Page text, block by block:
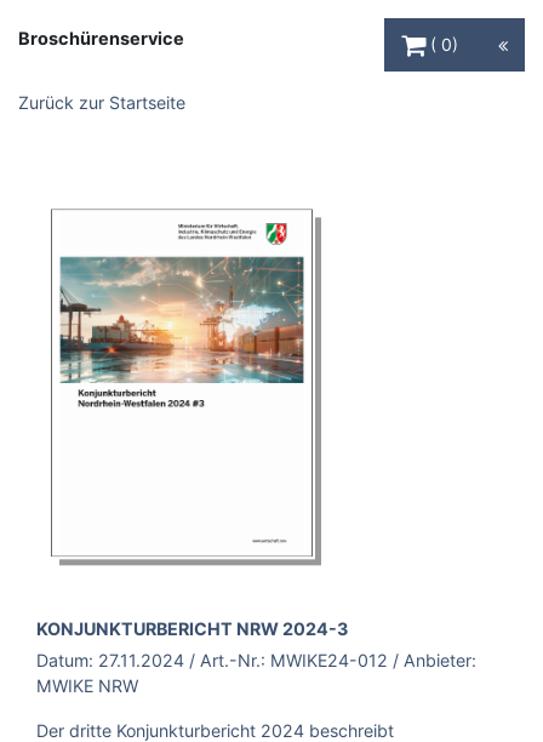
Broschürenservice
0
Zurück zur Startseite
BROSCHÜRE:
KONJUNKTURBERICHT NRW 2024-3
Datum: 27.11.2024 / Art.-Nr.: MWIKE24-012 / Anbieter:
MWIKE NRW
Der dritte Konjunkturbericht 2024 beschreibt